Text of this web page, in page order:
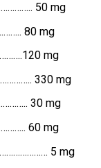
50 mg
80 mg
mg
330 mg
30 mg
60 mg
5 mg